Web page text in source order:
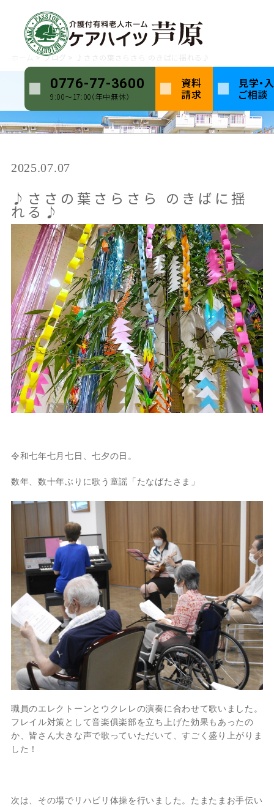
0776-77-3600
9:00〜17:00（年中無休）
資料
請求
見学・
ご相談
ブログ
2025.07.07
♪ささの葉さらさら のきばに揺
れる♪
令和七年七月七日、七夕の日。
数年、数十年ぶりに歌う童謡「たなばたさま」
職員のエレクトーンとウクレレの演奏に合わせて歌いました。
フレイル対策として音楽俱楽部を立ち上げた効果もあったの
か、皆さん大きな声で歌っていただいて、すごく盛り上がりま
した！
次は、その場でリハビリ体操を行いました。たまたまお手伝い